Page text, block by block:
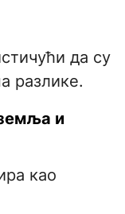
да су
разлике.
и
као